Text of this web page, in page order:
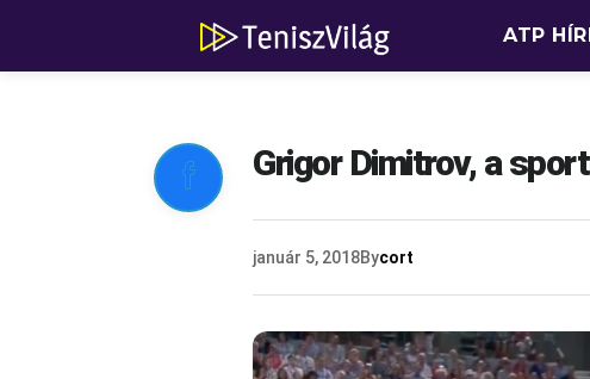
ATP
 Grigor Dimitrov, a
január 5, 2018Bycort